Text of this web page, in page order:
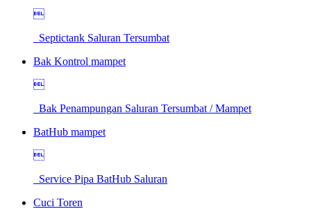

Septictank Saluran Tersumbat
Bak Kontrol mampet

Bak Penampungan Saluran Tersumbat / Mampet
BatHub mampet

Service Pipa BatHub Saluran
Cuci Toren